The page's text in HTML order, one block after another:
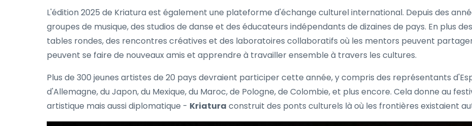
L'édition 2025 de Kriatura est également une plateforme d'échange culturel international. Depuis des
groupes de musique, des studios de danse et des éducateurs indépendants de dizaines de pays. En plus
tables rondes, des rencontres créatives et des laboratoires collaboratifs où les mentors peuvent
peuvent se faire de nouveaux amis et apprendre à travailler ensemble à travers les cultures.
Plus de 300 jeunes artistes de 20 pays devraient participer cette année, y compris des représentants
d'Allemagne, du Japon, du Mexique, du Maroc, de Pologne, de Colombie, et plus encore. Cela donne au
artistique mais aussi diplomatique - Kriatura construit des ponts culturels là où les frontières existaient